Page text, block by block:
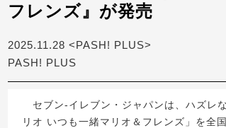
フレンズ』が発売
2025.11.28 <PASH! PLUS>
PASH! PLUS
セブン‐イレブン・ジャパンは、ハズレ
リオ いつも一緒マリオ＆フレンズ」を全